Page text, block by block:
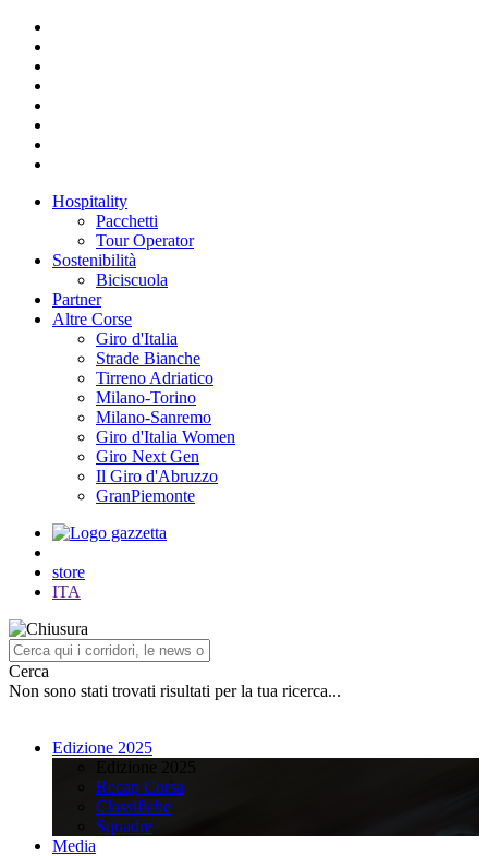
Hospitality
Pacchetti
Tour Operator
Sostenibilità
Biciscuola
Partner
Altre Corse
Giro d'Italia
Strade Bianche
Tirreno Adriatico
Milano-Torino
Milano-Sanremo
Giro d'Italia Women
Giro Next Gen
Il Giro d'Abruzzo
GranPiemonte
store
ITA
Cerca
Non sono stati trovati risultati per la tua ricerca...
Edizione 2025
Recap Corsa
Classifiche
Squadre
Media